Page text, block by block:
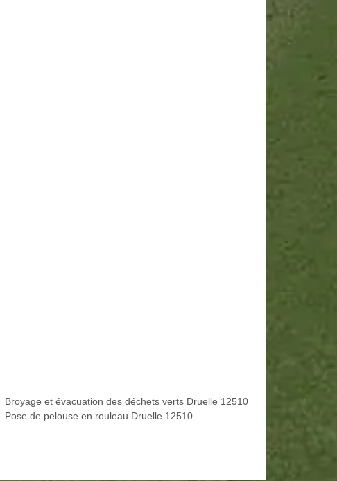
Broyage et évacuation des déchets verts Druelle 12510
Pose de pelouse en rouleau Druelle 12510